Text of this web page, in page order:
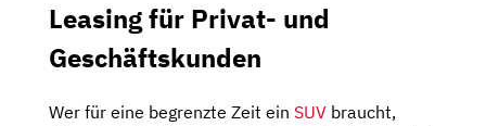
Leasing für Privat- und
Geschäftskunden
Wer für eine begrenzte Zeit ein SUV braucht,